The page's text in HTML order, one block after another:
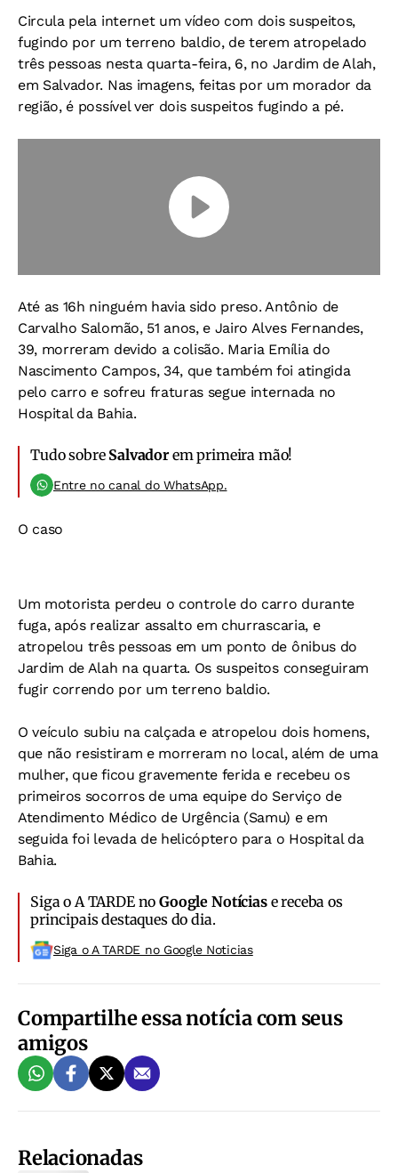
Circula pela internet um vídeo com dois suspeitos,
fugindo por um terreno baldio, de terem atropelado
três pessoas nesta quarta-feira, 6, no Jardim de Alah,
em Salvador. Nas imagens, feitas por um morador da
região, é possível ver dois suspeitos fugindo a pé.
Até as 16h ninguém havia sido preso. Antônio de
Carvalho Salomão, 51 anos, e Jairo Alves Fernandes,
39, morreram devido a colisão. Maria Emília do
Nascimento Campos, 34, que também foi atingida
pelo carro e sofreu fraturas segue internada no
Hospital da Bahia.
Tudo sobre Salvadorem primeira mão!
Entre no canal do WhatsApp.
O caso
Um motorista perdeu o controle do carro durante
fuga, após realizar assalto em churrascaria, e
atropelou três pessoas em um ponto de ônibus do
Jardim de Alah na quarta. Os suspeitos conseguiram
fugir correndo por um terreno baldio.
O veículo subiu na calçada e atropelou dois homens,
que não resistiram e morreram no local, além de uma
mulher, que ficou gravemente ferida e recebeu os
primeiros socorros de uma equipe do Serviço de
Atendimento Médico de Urgência (Samu) e em
seguida foi levada de helicóptero para o Hospital da
Bahia.
Siga o A TARDE noGoogle Notíciase receba os
principais destaques do dia.
Siga o A TARDE no Google Noticias
Compartilhe essa notícia com seus
amigos
Relacionadas